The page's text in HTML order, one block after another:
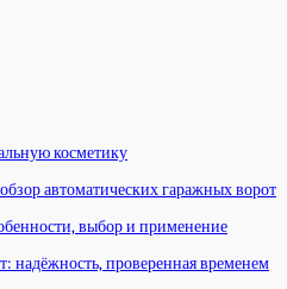
косметику
автоматических гаражных ворот
выбор и применение
надёжность, проверенная временем